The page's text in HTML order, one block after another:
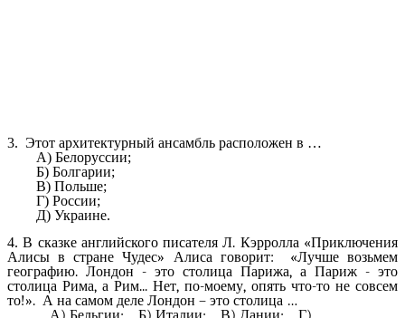
3. Этот архитектурный ансамбль расположен в …
А) Белоруссии;
Б) Болгарии;
В) Польше;
Г) России;
Д) Украине.
4.В сказке английского писателя Л. Кэрролла «Приключения
Алисы в стране Чудес» Алиса говорит: «Лучше возьмем
географию. Лондон - это столица Парижа, а Париж - это
столица Рима, а Рим... Нет, по-моему, опять что-то не совсем
то!». А на самом деле Лондон – это столица …